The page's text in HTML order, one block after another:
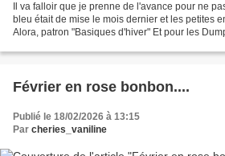
Il va falloir que je prenne de l'avance pour ne
bleu était de mise le mois dernier et les petites
Alora, patron "Basiques d'hiver" Et pour les
Février en rose bonbon....
Publié le 18/02/2026 à 13:15
Par cheries_vaniline